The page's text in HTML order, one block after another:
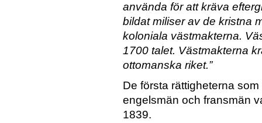
använda för att kräva
bildat miliser av de kristna
koloniala västmakterna.
1700 talet. Västmakterna
ottomanska riket.”
De första rättigheterna
engelsmän och fransmän
1839.